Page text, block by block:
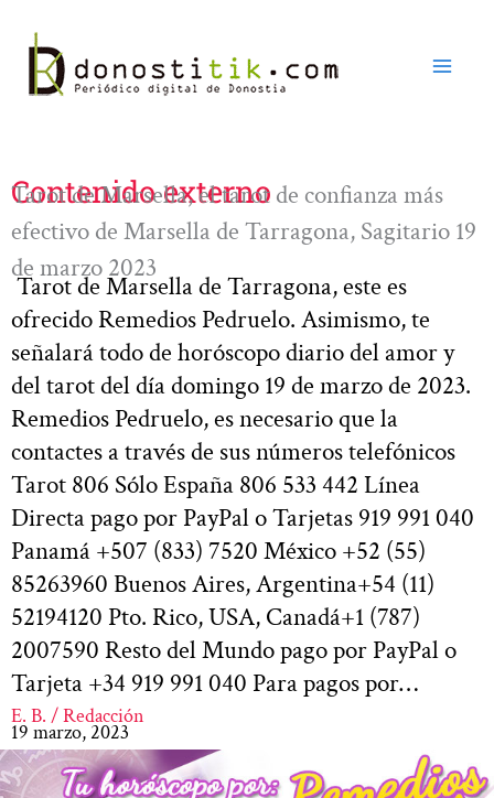
contenido
Contenido externo
Tarot de Marsella, el tarot de confianza más
efectivo de Marsella de Tarragona, Sagitario 19
de marzo 2023
Tarot de Marsella de Tarragona, este es
ofrecido Remedios Pedruelo. Asimismo, te
señalará todo de horóscopo diario del amor y
del tarot del día domingo 19 de marzo de 2023.
Remedios Pedruelo, es necesario que la
contactes a través de sus números telefónicos
Tarot 806 Sólo España 806 533 442 Línea
Directa pago por PayPal o Tarjetas 919 991 040
Panamá +507 (833) 7520 México +52 (55)
85263960 Buenos Aires, Argentina+54 (11)
52194120 Pto. Rico, USA, Canadá+1 (787)
2007590 Resto del Mundo pago por PayPal o
Tarjeta +34 919 991 040 Para pagos por…
E. B. / Redacción
19 marzo, 2023